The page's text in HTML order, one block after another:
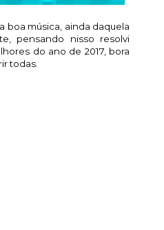
boa música, ainda daquela
pensando nisso resolvi
do ano de 2017, bora
todas.